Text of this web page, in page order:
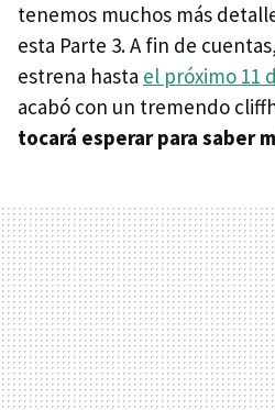
tenemos muchos más
esta Parte 3. A fin de
estrena hasta el próximo 11
acabó con un tremendo
tocará esperar para saber